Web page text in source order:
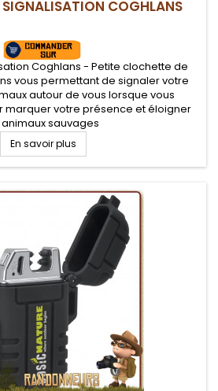
SIGNALISATION COGHLANS
Coghlans - Petite clochette de
vous permettant de signaler votre
autour de vous lorsque vous
marquer votre présence et éloigner
sauvages
En savoir plus